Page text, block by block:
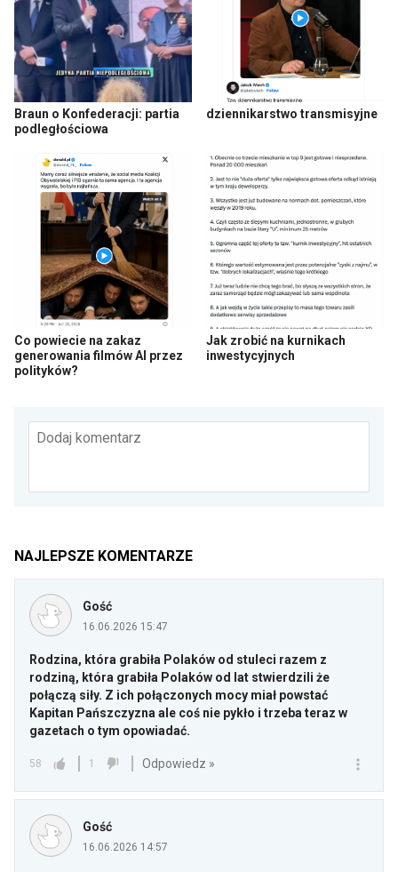
Braun o Konfederacji: partia
podległościowa
dziennikarstwo transmisyjne
Co powiecie na zakaz
generowania filmów AI przez
polityków?
Jak zrobić na kurnikach
inwestycyjnych
Dodaj komentarz
NAJLEPSZE KOMENTARZE
Gość
16.06.2026 15:47
Rodzina, która grabiła Polaków od stuleci razem z
rodziną, która grabiła Polaków od lat stwierdzili że
połączą siły. Z ich połączonych mocy miał powstać
Kapitan Pańszczyzna ale coś nie pykło i trzeba teraz w
gazetach o tym opowiadać.
58 1 Odpowiedz »
Gość
16.06.2026 14:57